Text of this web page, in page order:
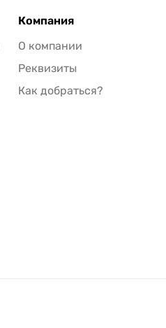
Компания
О компании
Реквизиты
Как добраться?